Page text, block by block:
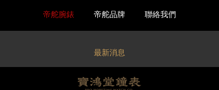
帝舵腕錶 帝舵品牌 聯絡我們
最新消息
關於寶鴻堂